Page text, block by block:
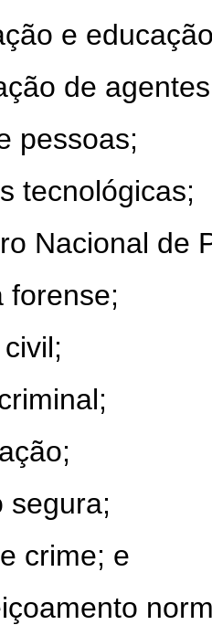
e
de
pessoas;
tecnológicas;
Nacional de
forense;
segura;
crime; e